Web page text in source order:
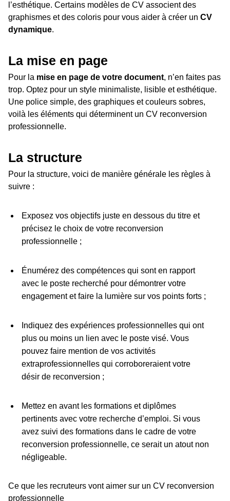
l’esthétique. Certains modèles de CV associent des
graphismes et des coloris pour vous aider à créer un CV
dynamique.
La mise en page
Pour la mise en page de votre document, n’en faites pas
trop. Optez pour un style minimaliste, lisible et esthétique.
Une police simple, des graphiques et couleurs sobres,
voilà les éléments qui déterminent un CV reconversion
professionnelle.
La structure
Pour la structure, voici de manière générale les règles à
suivre :
Exposez vos objectifs juste en dessous du titre et
précisez le choix de votre reconversion
professionnelle ;
Énumérez des compétences qui sont en rapport
avec le poste recherché pour démontrer votre
engagement et faire la lumière sur vos points forts ;
Indiquez des expériences professionnelles qui ont
plus ou moins un lien avec le poste visé. Vous
pouvez faire mention de vos activités
extraprofessionnelles qui corroboreraient votre
désir de reconversion ;
Mettez en avant les formations et diplômes
pertinents avec votre recherche d’emploi. Si vous
avez suivi des formations dans le cadre de votre
reconversion professionnelle, ce serait un atout non
négligeable.
Ce que les recruteurs vont aimer sur un CV reconversion
professionnelle